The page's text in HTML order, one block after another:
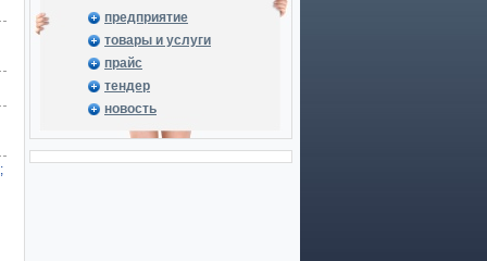
предприятие
товары и услуги
прайс
тендер
новость